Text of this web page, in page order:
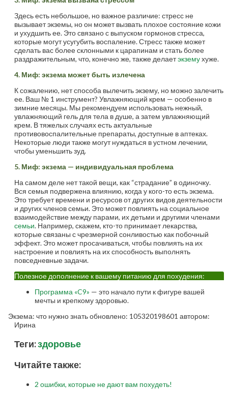
Здесь есть небольшое, но важное различие: стресс не
вызывает экземы, но он может вызвать плохое состояние кожи
и ухудшить ее. Это связано с выпуском гормонов стресса,
которые могут усугубить воспаление. Стресс также может
сделать вас более склонными к царапинам и стать более
раздражительным, что, конечно же, также делаетэкземухуже.
4. Миф: экзема может быть излечена
К сожалению, нет способа вылечить экзему, но можно залечить
ее. Ваш № 1 инструмент? Увлажняющий крем — особенно в
зимние месяцы. Мы рекомендуем использовать нежный,
увлажняющий гель для тела в душе, а затем увлажняющий
крем. В тяжелых случаях есть актуальные
противовоспалительные препараты, доступные в аптеках.
Некоторые люди также могут нуждаться в устном лечении,
чтобы уменьшить зуд.
5. Миф: экзема — индивидуальная проблема
На самом деле нет такой вещи, как “страдание” в одиночку.
Вся семья подвержена влиянию, когда у кого-то есть экзема.
Это требует времени и ресурсов от других видов деятельности
и других членов семьи. Это может повлиять на социальное
взаимодействие между парами, их детьми и другими членами
семьи. Например, скажем, кто-то принимает лекарства,
которые связаны с чрезмерной сонливостью как побочный
эффект. Это может просачиваться, чтобы повлиять на их
настроение и повлиять на их способность выполнять
повседневные задачи.
Полезное дополнение к вашему питанию для похудения:
Программа «C9» — это начало пути к фигуре вашей
мечты и крепкому здоровью.
Экзема: что нужно знатьобновлено: 105320198601 автором:
Ирина
Теги:здоровье
Читайте также:
2 ошибки, которые не дают вам похудеть!